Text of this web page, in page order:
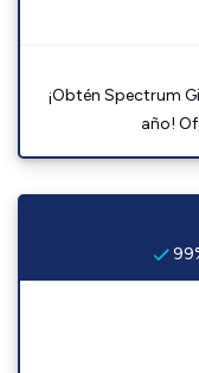
¡Obtén Spectrum
año!